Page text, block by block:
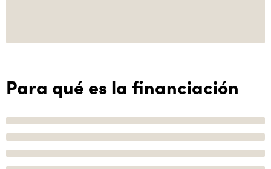
Para qué es la financiación